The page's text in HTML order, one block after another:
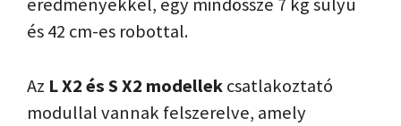
és 42 cm-es robottal.
Az L X2 és S X2 modellekcsatlakoztató
modullal vannak felszerelve, amely